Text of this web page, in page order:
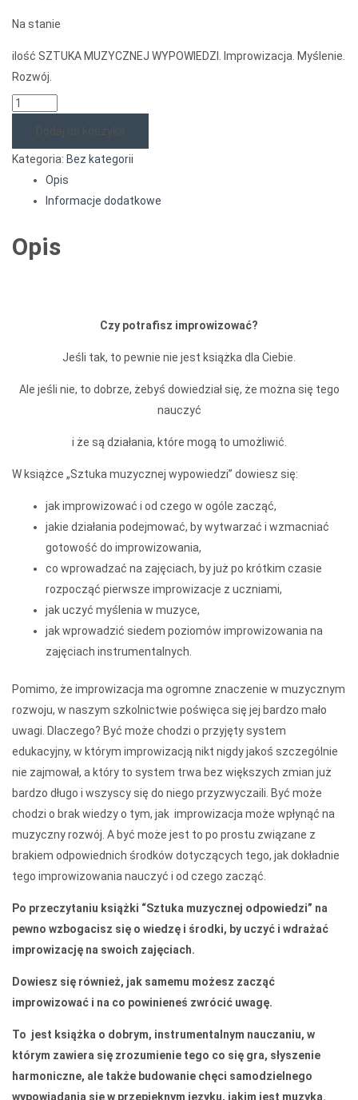
Na stanie
ilość SZTUKA MUZYCZNEJ WYPOWIEDZI. Improwizacja. Myślenie.
Rozwój.
Kategoria: Bez kategorii
Opis
Informacje dodatkowe
Opis
Czy potrafisz improwizować?
Jeśli tak, to pewnie nie jest książka dla Ciebie.
Ale jeśli nie, to dobrze, żebyś dowiedział się, że można się tego
nauczyć
i że są działania, które mogą to umożliwić.
W książce „Sztuka muzycznej wypowiedzi” dowiesz się:
jak improwizować i od czego w ogóle zacząć,
jakie działania podejmować, by wytwarzać i wzmacniać
gotowość do improwizowania,
co wprowadzać na zajęciach, by już po krótkim czasie
rozpocząć pierwsze improwizacje z uczniami,
jak uczyć myślenia w muzyce,
jak wprowadzić siedem poziomów improwizowania na
zajęciach instrumentalnych.
Pomimo, że improwizacja ma ogromne znaczenie w muzycznym
rozwoju, w naszym szkolnictwie poświęca się jej bardzo mało
uwagi. Dlaczego? Być może chodzi o przyjęty system
edukacyjny, w którym improwizacją nikt nigdy jakoś szczególnie
nie zajmował, a który to system trwa bez większych zmian już
bardzo długo i wszyscy się do niego przyzwyczaili. Być może
chodzi o brak wiedzy o tym, jak improwizacja może wpłynąć na
muzyczny rozwój. A być może jest to po prostu związane z
brakiem odpowiednich środków dotyczących tego, jak dokładnie
tego improwizowania nauczyć i od czego zacząć.
Po przeczytaniu książki “Sztuka muzycznej odpowiedzi” na
pewno wzbogacisz się o wiedzę i środki, by uczyć i wdrażać
improwizację na swoich zajęciach.
Dowiesz się również, jak samemu możesz zacząć
improwizować i na co powinieneś zwrócić uwagę.
To jest książka o dobrym, instrumentalnym nauczaniu, w
którym zawiera się zrozumienie tego co się gra, słyszenie
harmoniczne, ale także budowanie chęci samodzielnego
wypowiadania się w przepięknym języku, jakim jest muzyka.